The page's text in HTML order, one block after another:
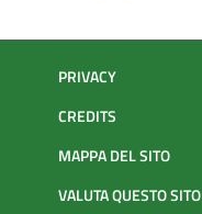
PRIVACY
CREDITS
MAPPA DEL SITO
VALUTA QUESTO SITO